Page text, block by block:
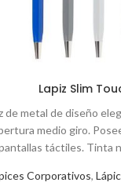
Lapiz Slim
Corporativos,
de metal de diseño
medio giro.
táctiles. Tinta